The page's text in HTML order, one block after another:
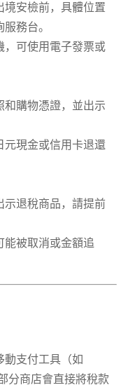
境安檢前，具體位置
務台。
，可使用電子發票或
和購物憑證，並出示
元現金或信用卡退還
示退稅商品，請提前
能被取消或金額追
動支付工具（如
分商店會直接將稅款